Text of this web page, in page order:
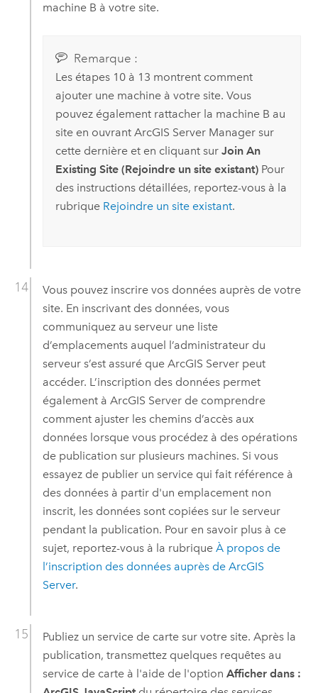
machine B à votre site.
Remarque :
Les étapes 10 à 13 montrent comment
ajouter une machine à votre site. Vous
pouvez également rattacher la machine B au
site en ouvrant ArcGIS ServerManager sur
cette dernière et en cliquant sur Join An
Existing Site (Rejoindre un site existant)Pour
des instructions détaillées, reportez-vous à la
rubrique Rejoindre un site existant.
Vous pouvez inscrire vos données auprès de votre
site. En inscrivant des données, vous
communiquez au serveur une liste
d’emplacements auquel l’administrateur du
serveur s’est assuré que ArcGIS Serverpeut
accéder. L’inscription des données permet
également à ArcGIS Serverde comprendre
comment ajuster les chemins d’accès aux
données lorsque vous procédez à des opérations
de publication sur plusieurs machines. Si vous
essayez de publier un service qui fait référence à
des données à partir d'un emplacement non
inscrit, les données sont copiées sur le serveur
pendant la publication. Pour en savoir plus à ce
sujet, reportez-vous à la rubrique À propos de
l’inscription des données auprès de ArcGIS
Server.
Publiez un service de carte sur votre site. Après la
publication, transmettez quelques requêtes au
service de carte à l'aide de l'option Afficher dans :